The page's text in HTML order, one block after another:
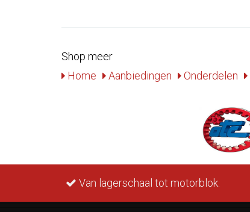
Shop meer
Home
Aanbiedingen Onderdelen
Van lagerschaal tot motorblok.